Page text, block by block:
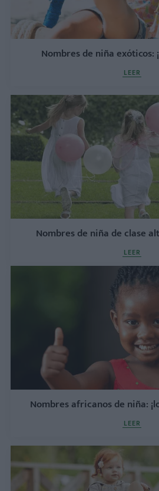
Nombres de niña exóticos:
LEER
Nombres de niña de clase
LEER
Nombres africanos de niña:
LEER